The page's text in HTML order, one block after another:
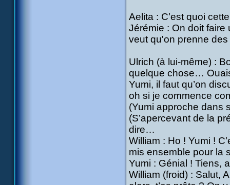
Aelita : C’est quoi
Jérémie : On doit
veut qu'on prenne
Ulrich (à lui-même) :
quelque chose…
Yumi, il faut qu’on
oh si je commence
(Yumi approche dans
(S’apercevant de la
dire…
William : Ho ! Yumi !
mis ensemble pour la
Yumi : Génial ! Tiens,
William (froid) : Salut,